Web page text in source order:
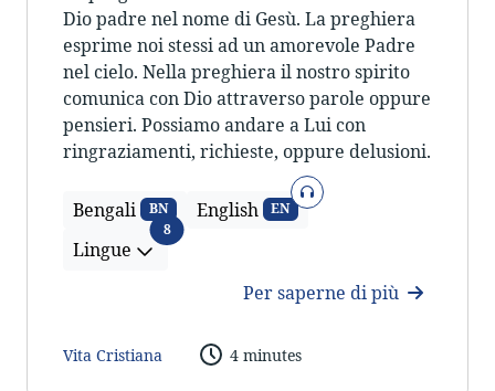
Dio padre nel nome di Gesù. La preghiera
esprime noi stessi ad un amorevole Padre
nel cielo. Nella preghiera il nostro spirito
comunica con Dio attraverso parole oppure
pensieri. Possiamo andare a Lui con
ringraziamenti, richieste, oppure delusioni.
Bengali BN English EN
Audio
Lingue
8Lingue
Per saperne di più
Vita Cristiana 4 minutes